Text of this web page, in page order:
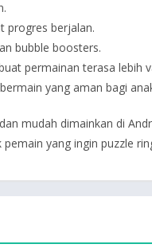
progres berjalan.
bubble boosters.
permainan terasa lebih
yang aman bagi
mudah dimainkan di
yang ingin puzzle